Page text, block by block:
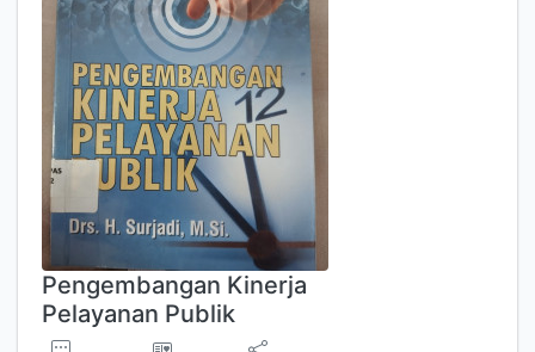
Pengembangan Kinerja
Pelayanan Publik